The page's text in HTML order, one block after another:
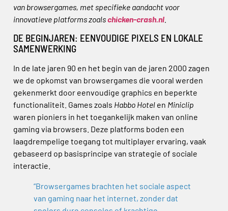
van browsergames, met specifieke aandacht voor
innovatieve platforms zoalschicken-crash.nl
DE BEGINJAREN: EENVOUDIGE PIXELS EN LOKALE
SAMENWERKING
In de late jaren 90 en het begin van de jaren 2000 zagen
we de opkomst van browsergames die vooral werden
gekenmerkt door eenvoudige graphics en beperkte
functionaliteit. Games zoals Habbo Hotel en Miniclip
waren pioniers in het toegankelijk maken van online
gaming via browsers. Deze platforms boden een
laagdrempelige toegang tot multiplayer ervaring, vaak
gebaseerd op basisprincipe van strategie of sociale
interactie.
“Browsergames brachten het sociale aspect
van gaming naar het internet, zonder dat